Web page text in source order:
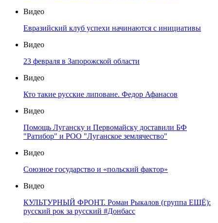
Видео
Евразийский клуб успехи начинаются с инициативы
Видео
23 февраля в Запорожской области
Видео
Кто такие русские липоване. Федор Афанасов
Видео
Помощь Луганску и Первомайску доставили БФ
"Ратибор" и РОО "Луганское землячество"
Видео
Союзное государство и «польский фактор»
Видео
КУЛЬТУРНЫЙ ФРОНТ. Роман Рыкалов (группа ЕЩЁ):
русский рок за русский #Донбасс